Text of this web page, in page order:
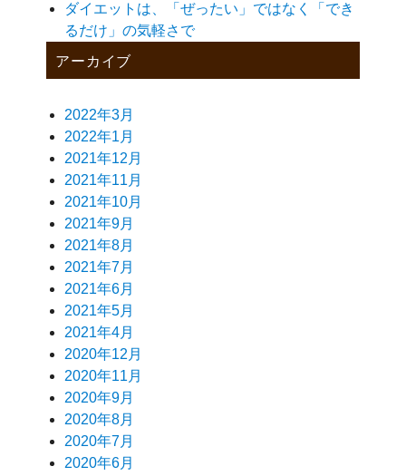
ダイエットは、「ぜったい」ではなく「でき
るだけ」の気軽さで
アーカイブ
2022年3月
2022年1月
2021年12月
2021年11月
2021年10月
2021年9月
2021年8月
2021年7月
2021年6月
2021年5月
2021年4月
2020年12月
2020年11月
2020年9月
2020年8月
2020年7月
2020年6月